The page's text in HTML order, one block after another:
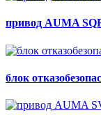
привод AUMA
блок